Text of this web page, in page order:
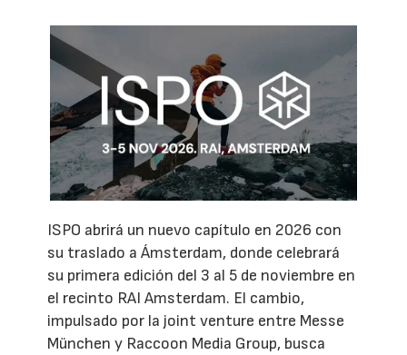
ISPO abrirá un nuevo capítulo en 2026 con
su traslado a Ámsterdam, donde celebrará
su primera edición del 3 al 5 de noviembre en
el recinto RAI Amsterdam. El cambio,
impulsado por la joint venture entre Messe
München y Raccoon Media Group, busca